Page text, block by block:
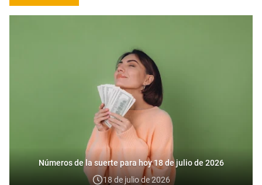
Números de la suerte para hoy 18 de julio de 2026
18 de julio de 2026